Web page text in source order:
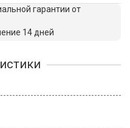
гарантии от
14 дней